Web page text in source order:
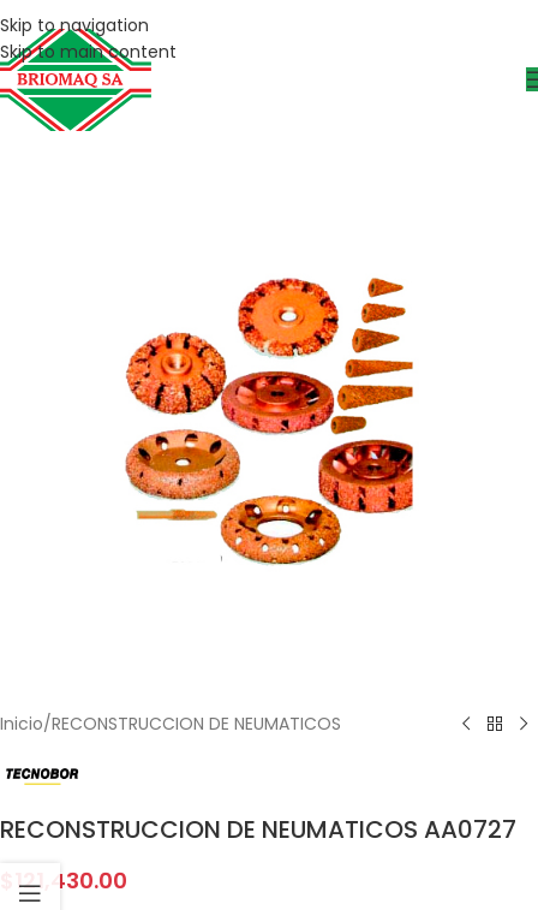
Skip to navigation
Skip to main content
Inicio/RECONSTRUCCION DE NEUMATICOS
RECONSTRUCCION DE NEUMATICOS AA0727
121,430.00